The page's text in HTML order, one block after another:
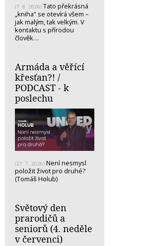
(7. 8. 2026) Tato překrásná
„kniha“ se otevírá všem –
jak malým, tak velkým. V
kontaktu s přírodou
člověk…
Armáda a věřící
křesťan?! /
PODCAST - k
poslechu
(27. 7. 2026) Není nesmysl
položit život pro druhé?
(Tomáš Holub)
Světový den
prarodičů a
seniorů (4. neděle
v červenci)